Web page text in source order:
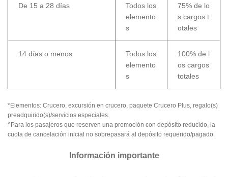
De 15 a 28 días
Todos los
elemento
s
75% de lo
s cargos t
otales
14 días o menos
Todos los
elemento
s
100% de l
os cargos
totales
*Elementos: Crucero, excursión en crucero, paquete Crucero Plus, regalo(s)
preadquirido(s)/servicios especiales.
^Para los pasajeros que reserven una promoción con depósito reducido, la
cuota de cancelación inicial no sobrepasará al depósito requerido/pagado.
Información importante